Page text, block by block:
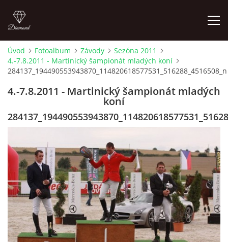
ÚVOD
AKTUALITY
KONTAKT
SLUŽBY
JEŽDĚNÍ PRO VEŘEJNOST
FOTOALBUM
Úvod Fotoalbum Závody
Sezóna 2011
4.-7.8.2011 - Martinický šampionát mladých koní
284137_194490553943870_114820618577531_516288_4516508_n
4.-7.8.2011 - Martinický šampionát mladých
koní